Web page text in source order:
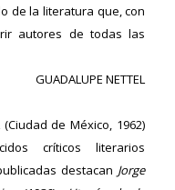
de la literatura que, con
autores de todas las
GUADALUPE NETTEL
(Ciudad de México, 1962)
críticos literarios
destacan Jorge